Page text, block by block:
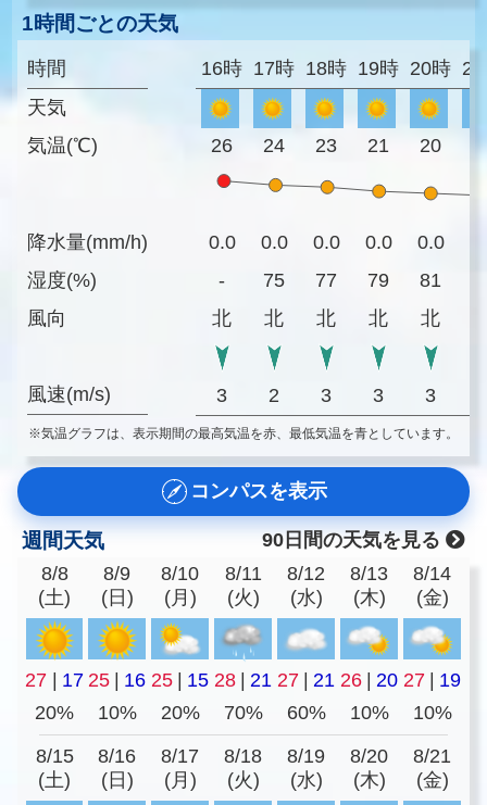
1時間ごとの天気
時間
天気
気温(℃)
降水量(mm/h)
湿度(%)
風向
風速(m/s)
16時 17時 18時 19時 20時
26 24 23 21 20
0.0 0.0 0.0 0.0 0.0
-
75 77 79 81
北
北 北 北 北
3 2 3 3 3
※気温グラフは、表示期間の最高気温を赤、最低気温を青としています。
コンパスを表示
週間天気
90日間の天気を見る
8/8
(土)
8/9
(日)
8/10
(月)
8/11
(火)
8/12
(水)
8/13
(木)
8/14
(金)
27 17 25 16 25 15 28 21 27 21 26 20 27
19
20%
10% 20% 70% 60% 10% 10%
8/15
(土)
8/16
(日)
8/17
(月)
8/18
(火)
8/19
(水)
8/20
(木)
8/21
(金)